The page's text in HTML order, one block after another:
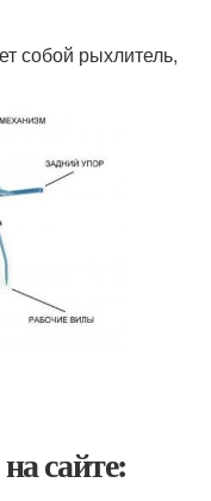
собой рыхлитель,
сайте: